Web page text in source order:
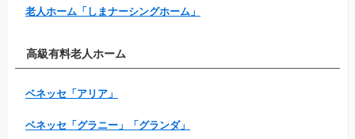
老人ホーム「しまナーシングホーム」
高級有料老人ホーム
ベネッセ「アリア」
ベネッセ「グラニー」「グランダ」